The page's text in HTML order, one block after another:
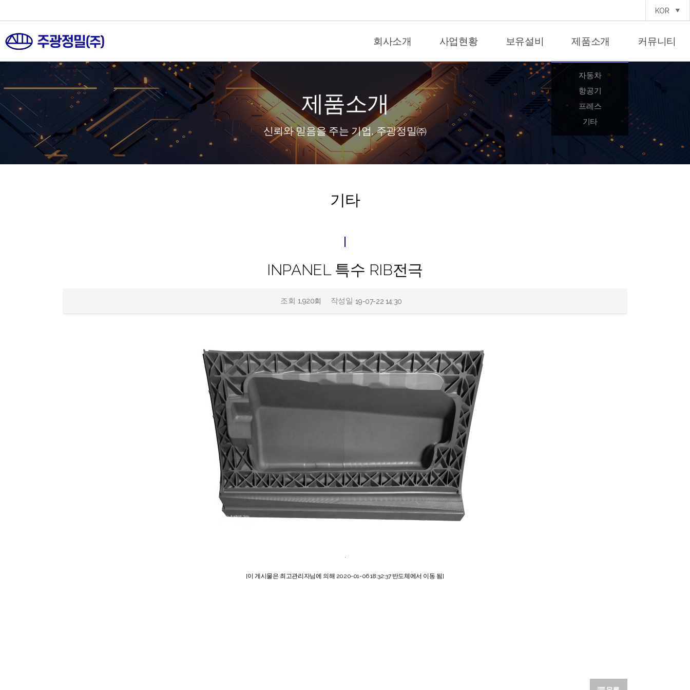
KOR
회사소개 사업현황 보유설비 제품소개
자동차
항공기
프레스
기타
커뮤니티
제품소개
신뢰와 믿음을 주는 기업, 주광정밀㈜
기타
INPANEL 특수 RIB전극
조회 1,920회 작성일 19-07-22 14:30
.
[이 게시물은 최고관리자님에 의해 2020-01-06 18:32:37 반도체에서 이동 됨]